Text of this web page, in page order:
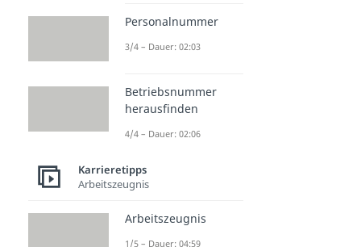
Personalnummer
3/4 – Dauer: 02:03
Betriebsnummer
herausfinden
4/4 – Dauer: 02:06
Karrieretipps
Arbeitszeugnis
Arbeitszeugnis
1/5 – Dauer: 04:59